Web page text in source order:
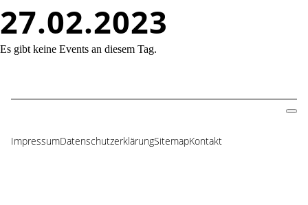
27.02.2023
Es gibt keine Events an diesem Tag.
Navigation
ImpressumDatenschutzerklärungSitemapKontakt